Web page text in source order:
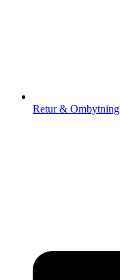
Retur & Ombytning